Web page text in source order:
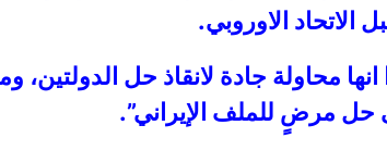
الاتحاد الاوروبي.
محاولة جادة لانقاذ حل
حل مرضٍ للملف الإيراني”.